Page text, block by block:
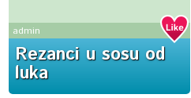
admin
Rezanci u sosu od
luka